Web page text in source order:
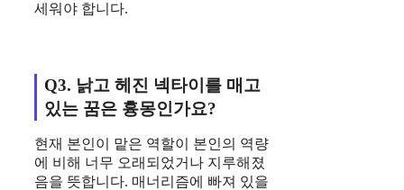
세워야 합니다.
Q3. 낡고 헤진 넥타이를 매고
있는 꿈은 흉몽인가요?
현재 본인이 맡은 역할이 본인의 역량
에 비해 너무 오래되었거나 지루해졌
음을 뜻합니다. 매너리즘에 빠져 있을